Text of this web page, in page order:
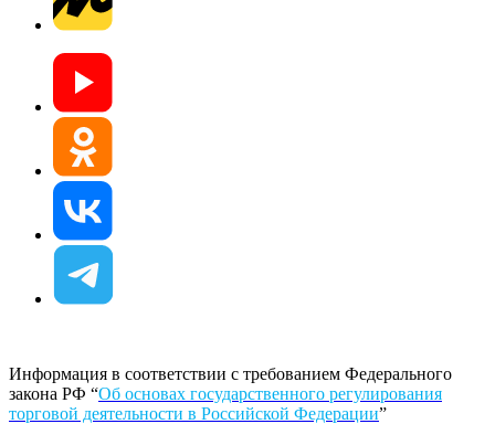
Информация в соответствии с требованием Федерального
закона РФ “Об основах государственного регулирования
торговой деятельности в Российской Федерации”